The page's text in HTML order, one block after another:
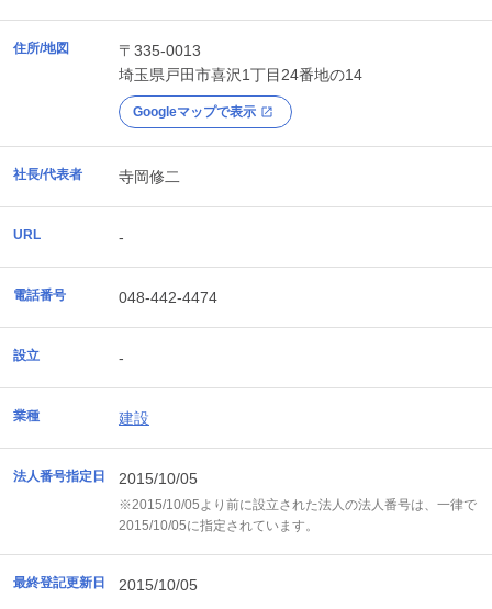
住所/地図
〒335-0013
埼玉県 戸田市喜沢1丁目24番地の14
Googleマップで表示
社長/代表者 寺岡修二
URL -
電話番号 048-442-4474
設立 -
業種 建設
法人番号指定日 2015/10/05
※2015/10/05より前に設立された法人の法人番号は、一律で
2015/10/05に指定されています。
最終登記更新日 2015/10/05